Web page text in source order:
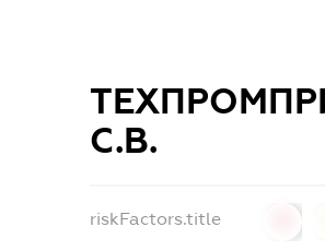
С.В.
riskFactors.title